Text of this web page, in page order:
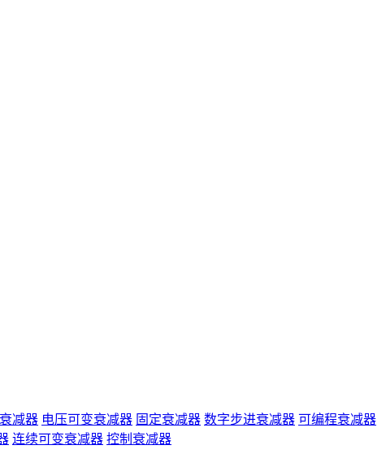
减器 电压可变衰减器 固定衰减器 数字步进衰减器 可编程衰减器
连续可变衰减器 控制衰减器